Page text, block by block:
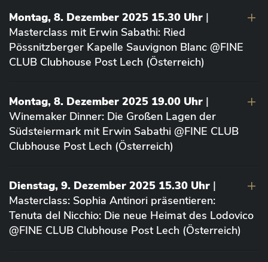
Montag, 8. Dezember 2025 15.30 Uhr |
Masterclass mit Erwin Sabathi: Ried
Pössnitzberger Kapelle Sauvignon Blanc @FINE
CLUB Clubhouse Post Lech (Österreich)
Montag, 8. Dezember 2025 19.00 Uhr |
Winemaker Dinner: Die Großen Lagen der
Südsteiermark mit Erwin Sabathi @FINE CLUB
Clubhouse Post Lech (Österreich)
Dienstag, 9. Dezember 2025 15.30 Uhr |
Masterclass: Sophia Antinori präsentieren:
Tenuta del Nicchio: Die neue Heimat des Lodovico
@FINE CLUB Clubhouse Post Lech (Österreich)